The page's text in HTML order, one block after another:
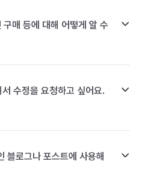
매 등에 대해 어떻게 알 수
수정을 요청하고 싶어요.
블로그나 포스트에 사용해